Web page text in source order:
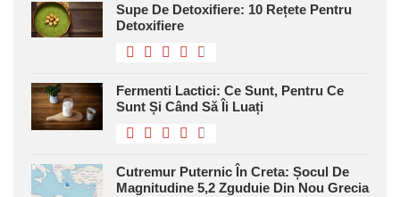
Supe De Detoxifiere: 10 Rețete Pentru
Detoxifiere
Fermenti Lactici: Ce Sunt, Pentru Ce
Sunt Și Când Să Îi Luați
Cutremur Puternic În Creta: Șocul De
Magnitudine 5,2 Zguduie Din Nou Grecia